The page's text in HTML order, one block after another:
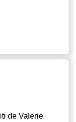
de Valerie